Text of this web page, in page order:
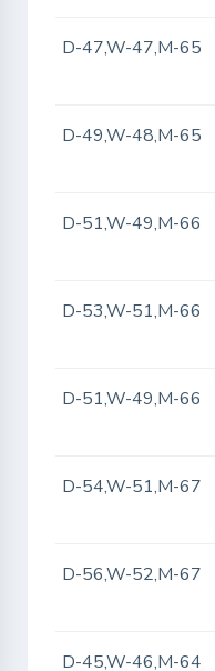
D-47,W-47,M-65
D-49,W-48,M-65
D-51,W-49,M-66
D-53,W-51,M-66
D-51,W-49,M-66
D-54,W-51,M-67
D-56,W-52,M-67
D-45,W-46,M-64